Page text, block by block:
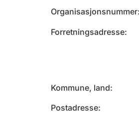
Organisasjonsnummer
Forretningsadresse
Kommune, land
Postadresse